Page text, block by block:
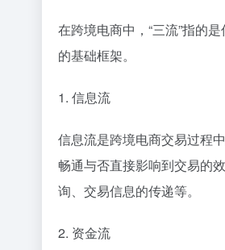
在跨境电商中，“三流”指的
的基础框架。
1. 信息流
信息流是跨境电商交易过程
畅通与否直接影响到交易的
询、交易信息的传递等。
2. 资金流